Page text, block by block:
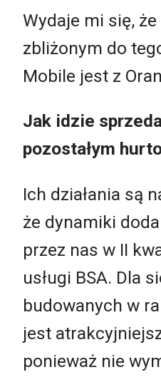
Wydaje mi się,
zbliżonym do
Mobile jest z
Jak idzie
pozostałym
Ich działania są
że dynamiki
przez nas w II
usługi BSA. Dla
budowanych w
jest
ponieważ nie